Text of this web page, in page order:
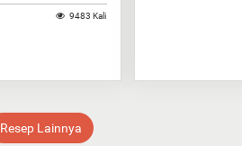
9483 Kali
Resep Lainnya